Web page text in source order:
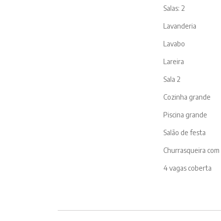
Salas: 2
Lavanderia
Lavabo
Lareira
Sala 2
Cozinha grande
Piscina grande
Salão de festa
Churrasqueira com
4 vagas coberta